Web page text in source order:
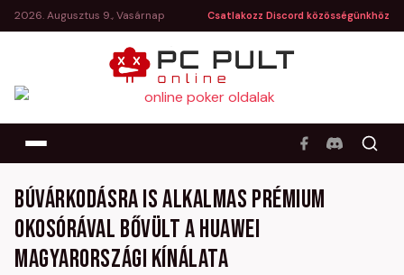
2026. Augusztus 9., Vasárnap Csatlakozz Discord közösségünkhöz
Búvárkodásra is alkalmas prémium
okosórával bővült a Huawei
magyarországi kínálata